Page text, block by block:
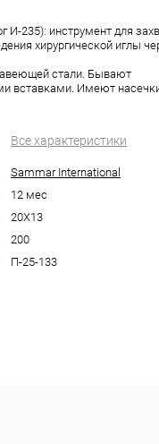
И-235): инструмент для
хирургической иглы
стали. Бывают
вставками. Имеют
Все характеристики
Sammar International
12 мес
20Х13
200
П-25-133